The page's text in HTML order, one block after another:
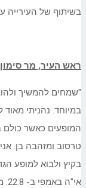
בשיתוף של העירייה
ראש העיר, מר
"שמחים להמשיך
במיוחד. נהניתי
המופעים כאשר כולם
טרסוב ומזהבה בן.
בקיץ ולבוא למופע